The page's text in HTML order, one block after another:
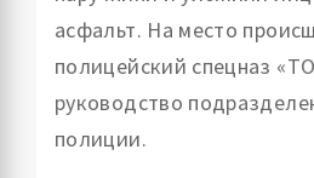
асфальт. На место
полицейский спецназ
руководство
полиции.